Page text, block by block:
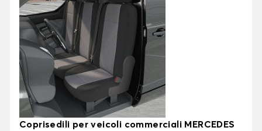
Coprisedili per veicoli commerciali MERCEDES